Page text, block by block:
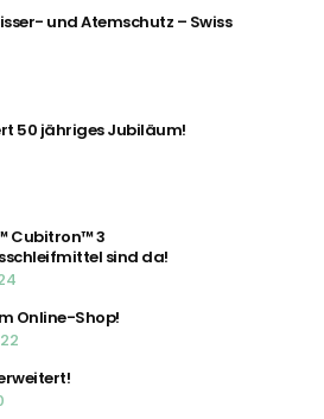
und Atemschutz – Swiss
50 jähriges Jubiläum!
Cubitron™ 3
sind da!
Online-Shop!